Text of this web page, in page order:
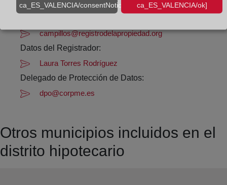
(95) 272 21 75
campillos@registrodelapropiedad.org
Datos del Registrador:
Laura Torres Rodríguez
Delegado de Protección de Datos:
dpo@corpme.es
Otros municipios incluidos en el
distrito hipotecario
ca_ES_VALENCIA/consentNotice/learnMore]ca_ES_VALENCIA/ok]